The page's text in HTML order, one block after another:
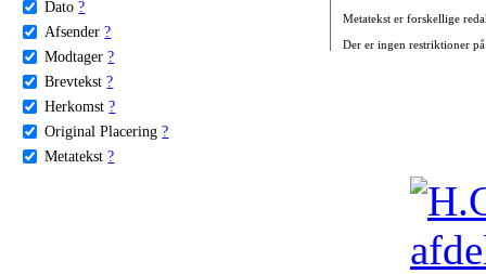
Dato ?
Afsender ?
Modtager ?
Brevtekst ?
Herkomst ?
Original Placering ?
Metatekst ?
Metatekst er forskellige
Der er ingen restriktioner